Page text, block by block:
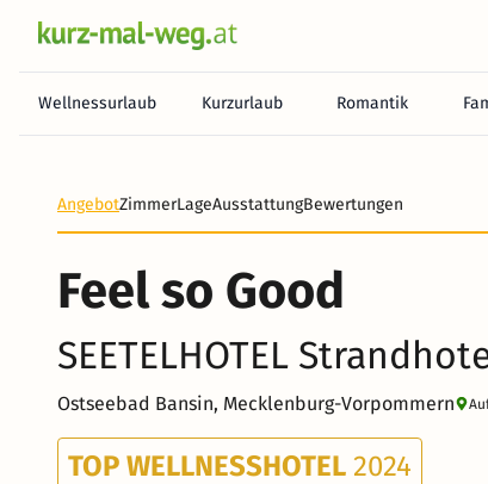
Wellnessurlaub Kurzurlaub Romantik
Heute noch keine Zahlung erforderlich! Zahlen
AngebotZimmerLageAusstattungBewertungen
Feel so Good
SEETELHOTEL
Ostseebad Bansin, Mecklenburg-Vorpommern
TOP WELLNESSHOTEL 2024